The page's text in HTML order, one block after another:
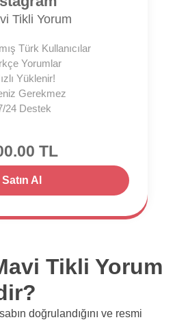
Tikli Yorum
Türk Kullanıcılar
Yorumlar
Yüklenir!
Gerekmez
24 Destek
TL
Satın Al
Tikli Yorum
doğrulandığını ve resmi